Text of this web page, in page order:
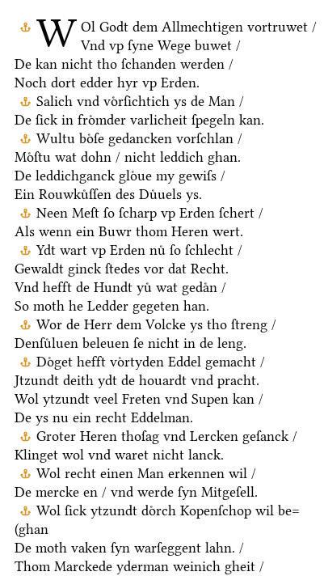
W Ol Godt dem Allmechtigen vortruwet /
Vnd vp ſyne Wege buwet /
De kan nicht tho ſchanden werden /
Noch dort edder hyr vp Erden.
Salich vnd voͤrſichtich ys de Man /
De ſick in froͤmder varlicheit ſpegeln kan.
Wultu boͤſe gedancken vorſchlan /
Moͤſtu wat dohn / nicht leddich ghan.
De leddichganck gloͤue my gewiſs /
Ein Rouwkuͤſſen des Duͤuels ys.
Neen Meſt ſo ſcharp vp Erden ſchert /
Als wenn ein Buwr thom Heren wert.
Ydt wart vp Erden nuͤ ſo ſchlecht /
Gewaldt ginck ſtedes vor dat Recht.
Vnd hefft de Hundt yuͤ wat gedaͤn /
So moth he Ledder gegeten han.
Wor de Herr dem Volcke ys tho ſtreng /
Denſuͤluen beleuen ſe nicht in de leng.
Doͤget hefft voͤrtyden Eddel gemacht /
Jtzundt deith ydt de houardt vnd pracht.
Wol ytzundt veel Freten vnd Supen kan /
De ys nu ein recht Eddelman.
Groter Heren thoſag vnd Lercken geſanck /
Klinget wol vnd waret nicht lanck.
Wol recht einen Man erkennen wil /
De mercke en / vnd werde ſyn Mitgeſell.
Wol ſick ytzundt doͤrch Kopenſchop wil be=
(ghan
De moth vaken ſyn warſeggent lahn. /
Thom Marckede yderman weinich gheit /